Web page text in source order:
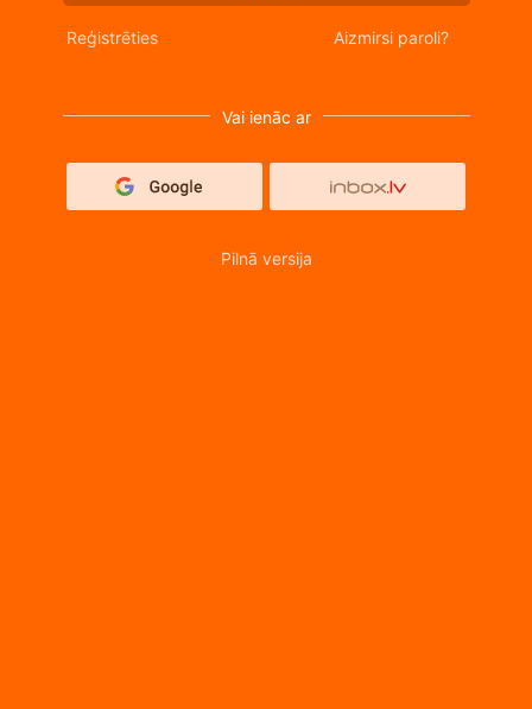
Reģistrēties Aizmirsi paroli?
Vai ienāc ar
Pilnā versija